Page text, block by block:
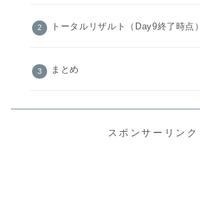
トータルリザルト（Day9終了時点）
まとめ
スポンサーリンク